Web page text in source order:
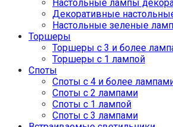
Настольные лампы
Декоративные
Настольные зеленые
Торшеры
Торшеры с 3 и более
Торшеры с 1 лампой
Споты
Споты с 4 и более
Споты с 2 лампами
Споты с 1 лампой
Споты с 3 лампами